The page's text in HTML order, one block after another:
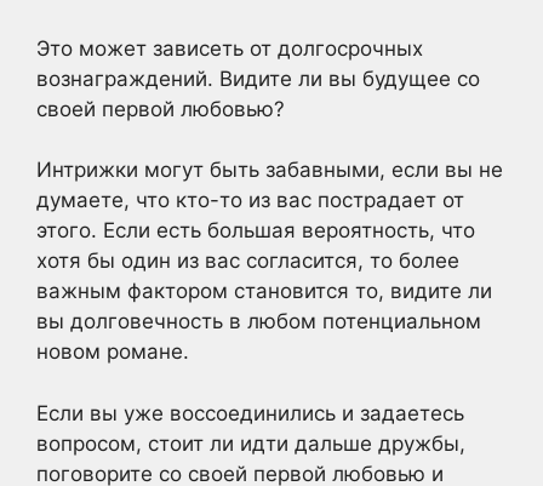
Это может зависеть от долгосрочных
вознаграждений. Видите ли вы будущее со
своей первой любовью?
Интрижки могут быть забавными, если вы не
думаете, что кто-то из вас пострадает от
этого. Если есть большая вероятность, что
хотя бы один из вас согласится, то более
важным фактором становится то, видите ли
вы долговечность в любом потенциальном
новом романе.
Если вы уже воссоединились и задаетесь
вопросом, стоит ли идти дальше дружбы,
поговорите со своей первой любовью и